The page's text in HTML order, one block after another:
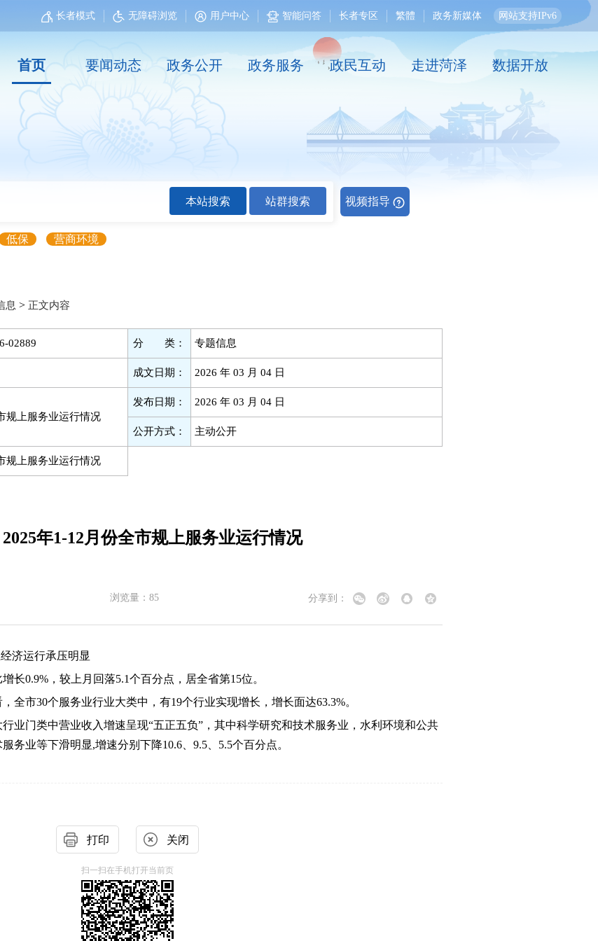
长者模式 无障碍浏览 用户中心 智能问答 长者专区 繁體 政务新媒体 网站支持IPv6
首页 要闻动态 政务公开 政务服务 政民互动 走进菏泽 数据开放
本站搜索 站群搜索 视频指导
低保 营商环境
息 > 正文内容
02889 分 类： 专题信息
成文日期： 2026 年 03 月 04 日
规上服务业运行情况
发布日期： 2026 年 03 月 04 日
公开方式： 主动公开
规上服务业运行情况
年1-12月份全市规上服务业运行情况
浏览量： 85 分享到：
经济运行承压明显
长0.9%，较上月 回落5.1个百分点，居全省第15位。
，全市30个服务业行业大类中，有19个行业实现增长，增长面达63.3%。
业门类中营业收入增速呈现“五正五负”，其中科学研究和技术服务业，水利环境和公共
务业等下滑明显,增速分别下降10.6、9.5、5.5个百分点。
打印 关闭
扫一扫在手机打开当前页